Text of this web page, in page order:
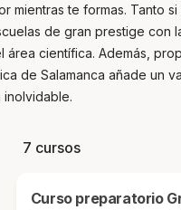
mientras te formas. Tanto
de gran prestige con
área científica. Además,
de Salamanca añade un
7 cursos
Curso preparatorio Grado